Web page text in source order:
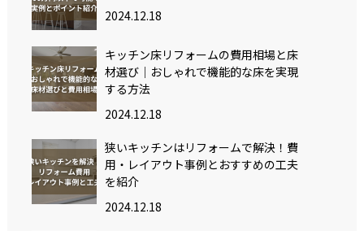
2024.12.18
キッチン床リフォームの費用相場と床
材選び｜おしゃれで機能的な床を実現
する方法
2024.12.18
狭いキッチンはリフォームで解決！費
用・レイアウト事例とおすすめの工夫
を紹介
2024.12.18